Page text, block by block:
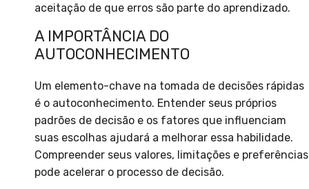
aceitação de que erros são parte do aprendizado.
A IMPORTÂNCIA DO
AUTOCONHECIMENTO
Um elemento-chave na tomada de decisões rápidas
é o autoconhecimento. Entender seus próprios
padrões de decisão e os fatores que influenciam
suas escolhas ajudará a melhorar essa habilidade.
Compreender seus valores, limitações e preferências
pode acelerar o processo de decisão.